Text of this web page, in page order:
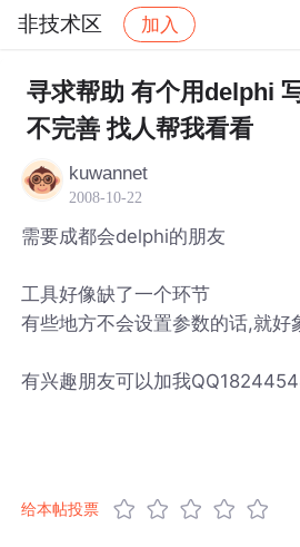
非技术区 加入
社区 非技术区 帖子详情
寻求帮助 有个用delphi
不完善 找人帮我看看
kuwannet
2008-10-22
需要成都会delphi的朋友
工具好像缺了一个环节
有些地方不会设置参数的话,就好
有兴趣朋友可以加我
给本帖投票